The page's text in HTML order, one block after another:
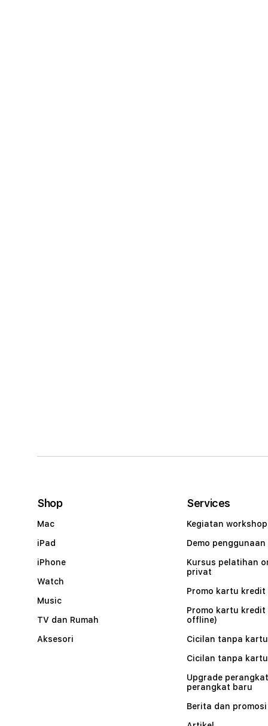
Shop
Mac
iPad
iPhone
Watch
Music
TV dan Rumah
Aksesori
Services
Kegiatan workshop
Demo penggunaan
Kursus pelatihan
privat
Promo kartu kredit
Promo kartu kredit
offline)
Cicilan tanpa
Cicilan tanpa
Upgrade
perangkat baru
Berita dan promosi